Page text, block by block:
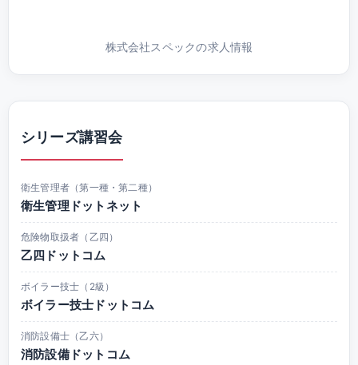
株式会社スペックの求人情報
シリーズ講習会
衛生管理者（第一種・第二種）
衛生管理ドットネット
危険物取扱者（乙四）
乙四ドットコム
ボイラー技士（2級）
ボイラー技士ドットコム
消防設備士（乙六）
消防設備ドットコム